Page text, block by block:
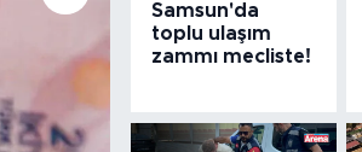
Samsun'da
toplu ulaşım
zammı mecliste!